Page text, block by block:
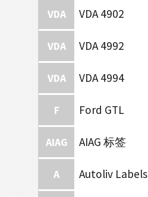
VDA VDA 4902
VDA VDA 4992
VDA VDA 4994
F Ford GTL
AIAG AIAG 标签
A Autoliv Labels